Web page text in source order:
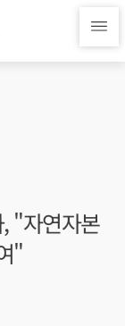
"자연자본
"